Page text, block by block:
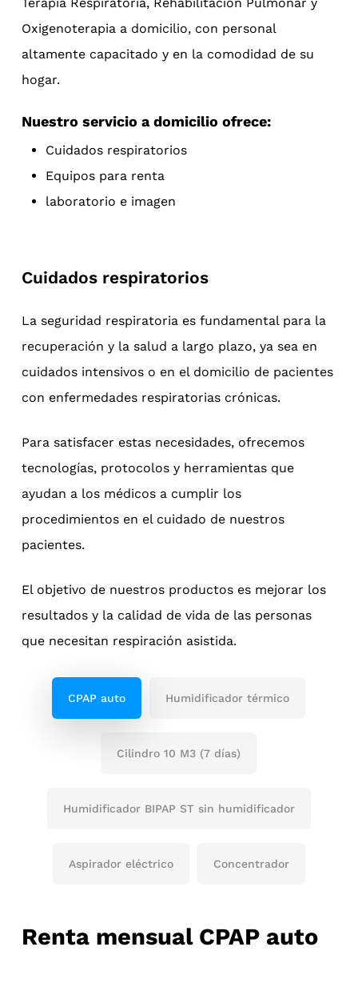
Oxigenoterapia a domicilio, con personal
altamente capacitado y en la comodidad de su
hogar.
Nuestro servicio a domicilio ofrece:
Cuidados respiratorios
Equipos para renta
laboratorio e imagen
Cuidados respiratorios
La seguridad respiratoria es fundamental para la
recuperación y la salud a largo plazo, ya sea en
cuidados intensivos o en el domicilio de pacientes
con enfermedades respiratorias crónicas.
Para satisfacer estas necesidades, ofrecemos
tecnologías, protocolos y herramientas que
ayudan a los médicos a cumplir los
procedimientos en el cuidado de nuestros
pacientes.
El objetivo de nuestros productos es mejorar los
resultados y la calidad de vida de las personas
que necesitan respiración asistida.
CPAP auto Humidificador térmico
Cilindro 10 M3 (7 días)
Humidificador BIPAP ST sin humidificador
Aspirador eléctrico Concentrador
Renta mensual CPAP auto